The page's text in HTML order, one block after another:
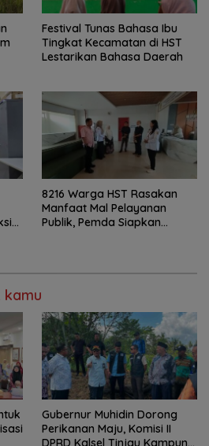
Festival Tunas Bahasa Ibu
Tingkat Kecamatan di HST
Lestarikan Bahasa Daerah
8216 Warga HST Rasakan
Manfaat Mal Pelayanan
Publik, Pemda Siapkan
kamu
Gubernur Muhidin Dorong
Perikanan Maju, Komisi II
DPRD Kalsel Tinjau Kampung